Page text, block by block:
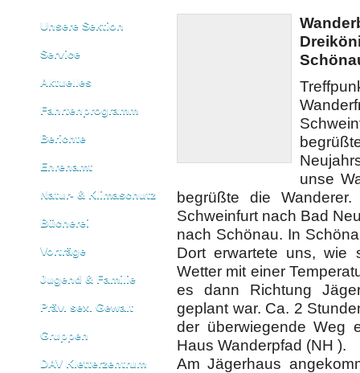
Unsere Sektion
Service
Aktuelles
Fahrtenprogramm
Berichte
Ehrenamt
Natur- & Klimaschutz
Bücherei
Vorträge
Jugend & Familie
Präv. sex. Gewalt
Gruppen
DAV Kletterzentrum
unse
begrüßte die
Schweinfurt nach Bad
nach Schönau. In
Dort erwartete uns, wie
Wetter mit einer
es dann Richtung
geplant war. Ca. 2
der überwiegende Weg
Haus Wanderpfad (NH ).
Am Jägerhaus